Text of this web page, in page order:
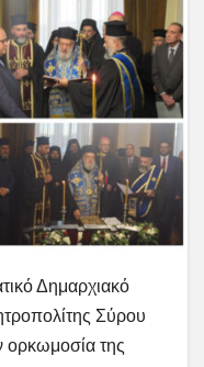
Δημαρχιακό
Σύρου
ορκωμοσία της